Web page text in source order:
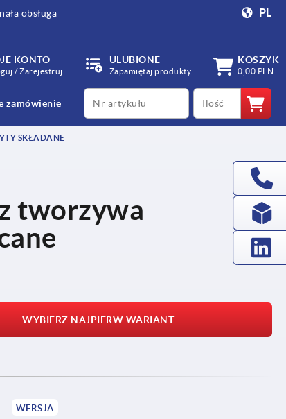
obsługa PL
KONTO
/ Zarejestruj
ULUBIONE
Zapamiętaj produkty
KOSZYK
0,00 PLN
zamówienie
productCode qty
SKŁADANE
tworzywa
WYBIERZ NAJPIERW WARIANT
WERSJA